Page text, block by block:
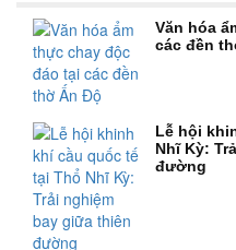
Văn hóa
các đền
Lễ hội
Nhĩ Kỳ:
đường